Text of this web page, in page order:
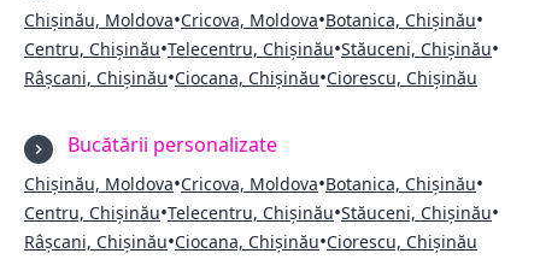
Chișinău, Moldova•Cricova, Moldova•Botanica, Chișinău•
Centru, Chișinău•Telecentru, Chișinău•Stăuceni, Chișinău•
Râșcani, Chișinău•Ciocana, Chișinău•Ciorescu, Chișinău
Bucătării personalizate
Chișinău, Moldova•Cricova, Moldova•Botanica, Chișinău•
Centru, Chișinău•Telecentru, Chișinău•Stăuceni, Chișinău•
Râșcani, Chișinău•Ciocana, Chișinău•Ciorescu, Chișinău